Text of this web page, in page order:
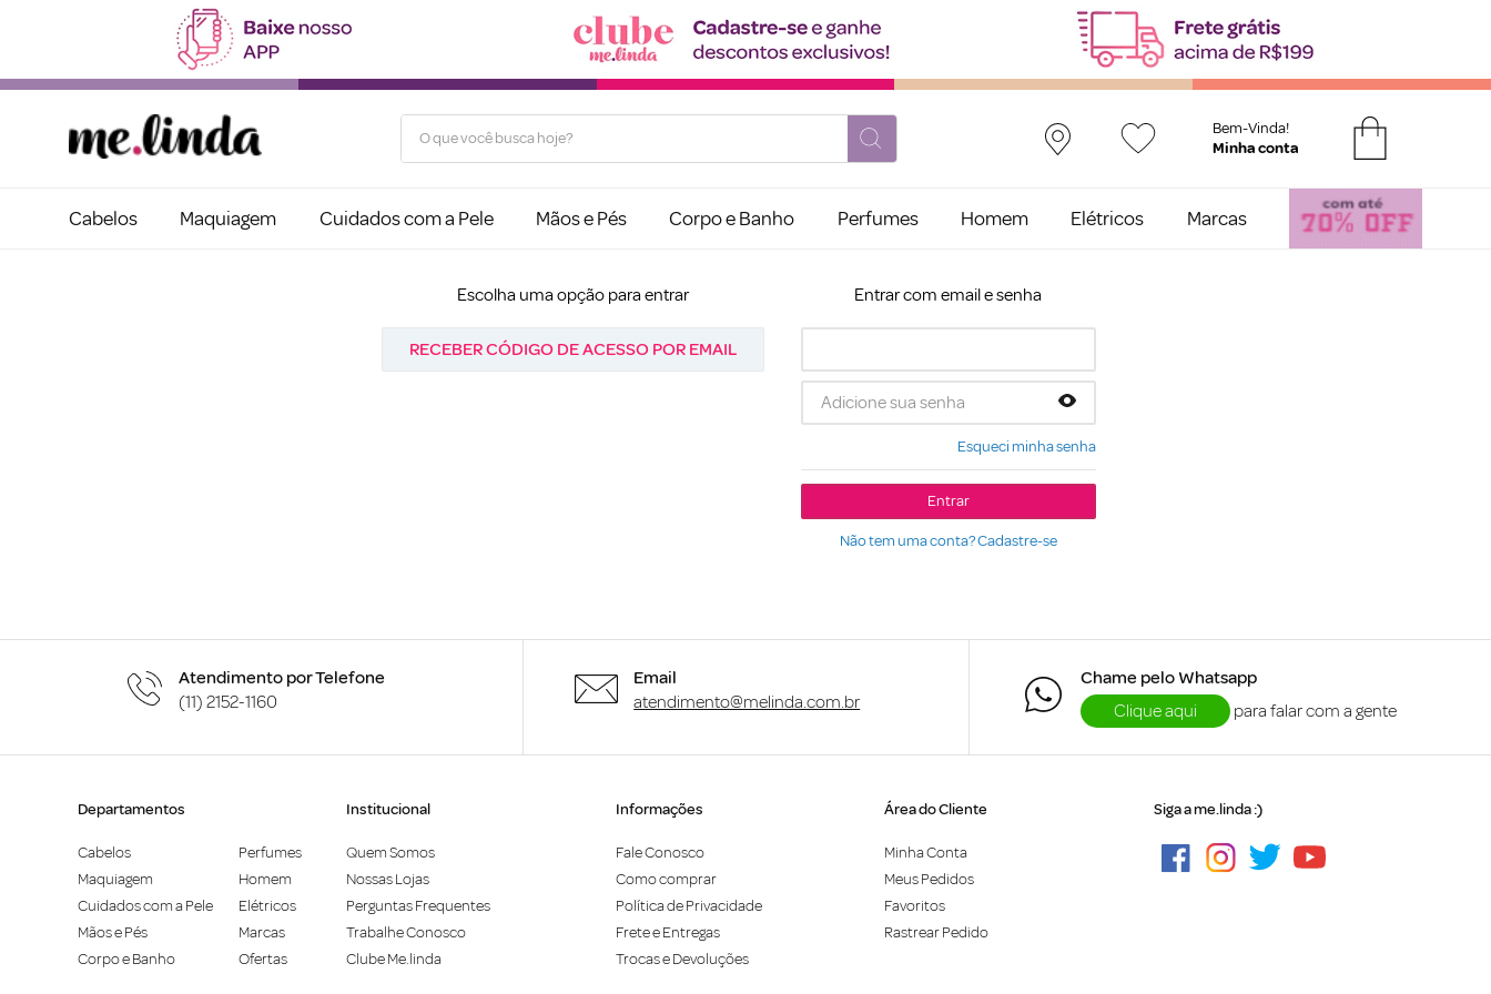
O que você busca hoje? Bem-Vinda!
Cabelos Maquiagem Cuidados com a Pele Mãos e Pés Corpo e Banho Perfumes Homem Elétricos Marcas
Escolha uma opção para entrar
RECEBER CÓDIGO DE ACESSO POR EMAIL
Entrar com email e senha
Esqueci minha senha
Entrar
Não tem uma conta? Cadastre-se
Atendimento por Telefone
(11) 2152-1160
Email
atendimento@melinda.com.br
Chame pelo Whatsapp
Clique aqui
para falar com a gente
Departamentos
Cabelos
Maquiagem
Cuidados com a Pele
Mãos e Pés
Corpo e Banho
Perfumes
Homem
Elétricos
Marcas
Ofertas
Institucional
Quem Somos
Nossas Lojas
Perguntas Frequentes
Trabalhe Conosco
Clube Me.linda
Informações
Fale Conosco
Como comprar
Política de Privacidade
Frete e Entregas
Trocas e Devoluções
Área do Cliente
Minha Conta
Meus Pedidos
Favoritos
Rastrear Pedido
Siga a me.linda :)